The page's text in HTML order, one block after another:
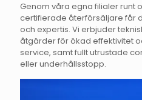
Genom våra egna filialer runt
certifierade återförsäljare får
och expertis. Vi erbjuder
åtgärder för ökad effektivitet
service, samt fullt utrustade
eller underhållsstopp.